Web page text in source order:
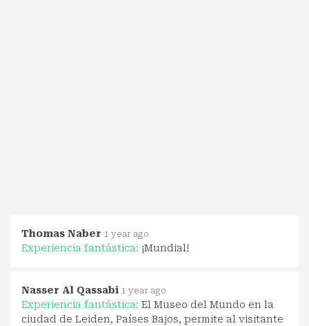
Thomas Naber 1 year ago
Experiencia fantástica: ¡Mundial!
Nasser Al Qassabi 1 year ago
Experiencia fantástica: El Museo del Mundo en la
ciudad de Leiden, Países Bajos, permite al visitante